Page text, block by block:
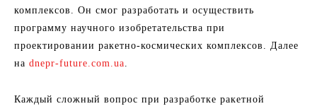
комплексов. Он смог разработать и осуществить
программу научного изобретательства при
проектировании ракетно-космических комплексов. Далее
на dnepr-future.com.ua.
Каждый сложный вопрос при разработке ракетной